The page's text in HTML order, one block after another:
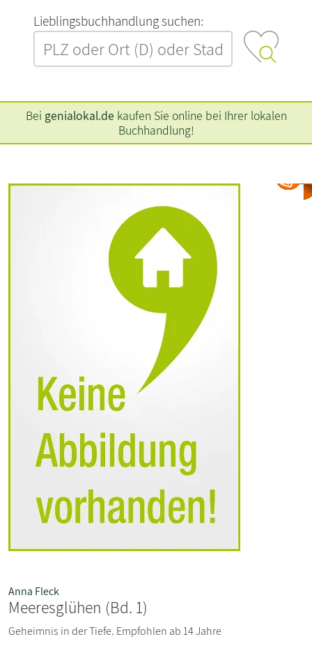
L‍i‍e‍b‍l‍i‍n‍g‍s‍b‍u‍c‍h‍h‍a‍n‍d‍l‍u‍n‍g‍ ‍s‍u‍c‍h‍e‍n‍:‍
Bei genialokal.de kaufen Sie online bei Ihrer lokalen
Buchhandlung!
Anna Fleck
Meeresglühen (Bd. 1)
Geheimnis in der Tiefe. Empfohlen ab 14 Jahre